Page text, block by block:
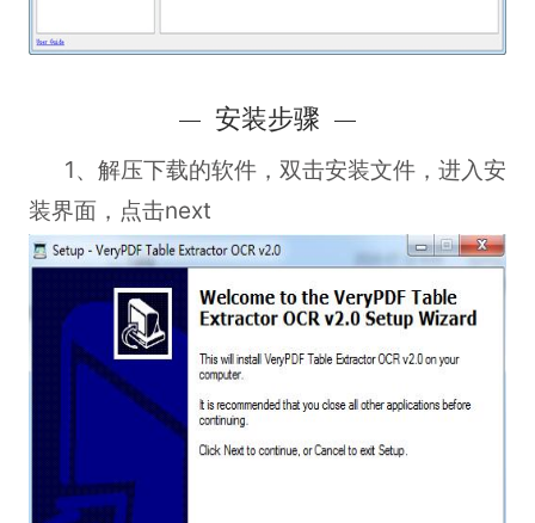
安装步骤
1、解压下载的软件，双击安装文件，进入安
装界面，点击next